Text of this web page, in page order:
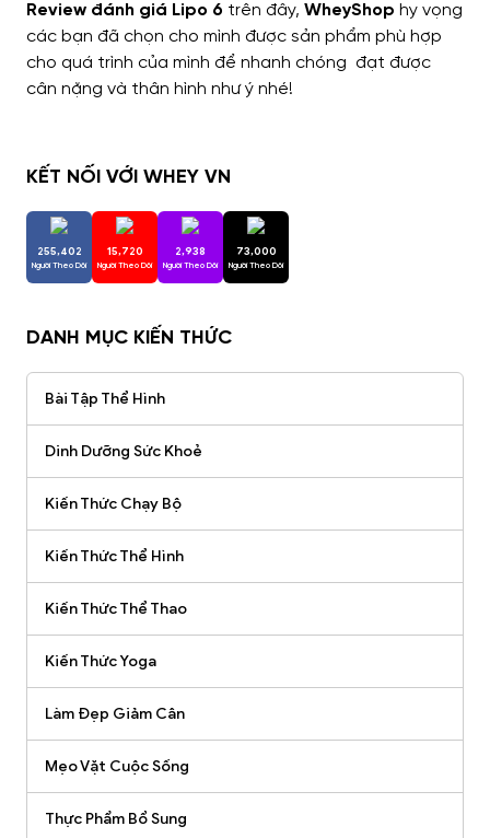
Review đánh giá Lipo 6 trên đây, WheyShop hy vọng
các bạn đã chọn cho mình được sản phẩm phù hợp
cho quá trình của mình để nhanh chóng đạt được
cân nặng và thân hình như ý nhé!
KẾT NỐI VỚI WHEY VN
255,402
Người Theo Dõi
15,720
Người Theo Dõi
2,938
Người Theo Dõi
73,000
Người Theo Dõi
DANH MỤC KIẾN THỨC
Bài Tập Thể Hình
Dinh Dưỡng Sức Khoẻ
Kiến Thức Chạy Bộ
Kiến Thức Thể Hình
Kiến Thức Thể Thao
Kiến Thức Yoga
Làm Đẹp Giảm Cân
Mẹo Vặt Cuộc Sống
Thực Phẩm Bổ Sung